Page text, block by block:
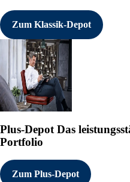
Zum Klassik-Depot
Plus-Depot Das
Portfolio
Zum Plus-Depot